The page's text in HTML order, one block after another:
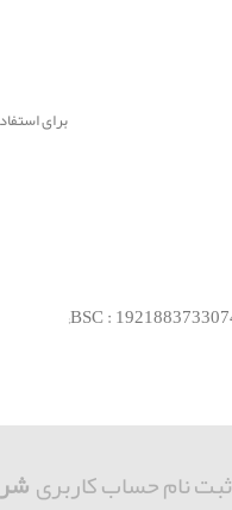
برای استفاده از سامانه پیامک
ثبت نام حساب کاربری